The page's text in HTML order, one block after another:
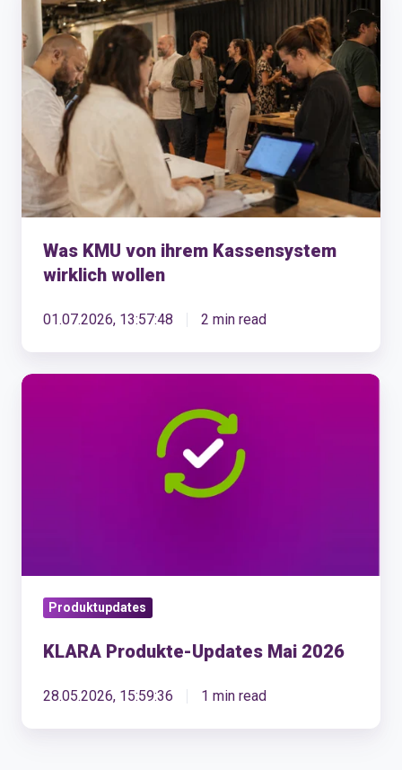
KMU
von
ihrem
Kassensystem
wirklich
wollen
Was KMU von ihrem Kassensystem
wirklich wollen
01.07.2026, 13:57:48 2 min read
KLARA
Produktupdates
KLARA Produkte-Updates Mai 2026
28.05.2026, 15:59:36 1 min read